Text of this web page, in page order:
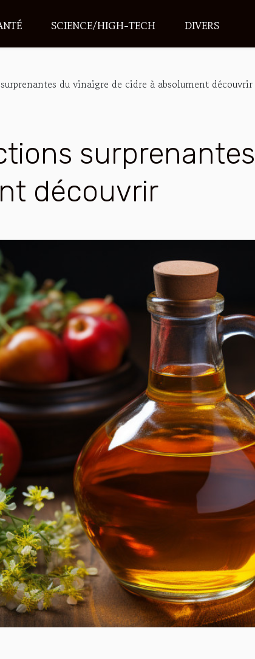
SCIENCE/HIGH-TECH DIVERS
du vinaigre de cidre à absolument découvrir
découvrir